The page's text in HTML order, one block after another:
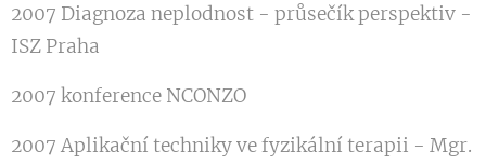
2007 Diagnoza neplodnost - průsečík perspektiv -
ISZ Praha
2007 konference NCONZO
2007 Aplikační techniky ve fyzikální terapii - Mgr.